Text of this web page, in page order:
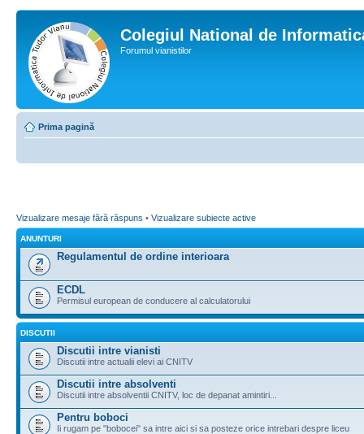
Colegiul National de
Forumul vianistilor
Prima pagină
Vizualizare mesaje fără răspuns • Vizualizare subiecte active
ANUNTURI
Regulamentul de ordine interioara
ECDL
Permisul european de conducere al calculatorului
DISCUTII
Discutii intre vianisti
Discutii intre actualii elevi ai CNITV
Discutii intre absolventi
Discutii intre absolventii CNITV, loc de depanat amintiri...
Pentru boboci
Ii rugam pe "bobocei" sa intre aici si sa posteze orice intrebari despre liceu